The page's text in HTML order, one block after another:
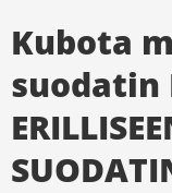
Kubota
suodatin